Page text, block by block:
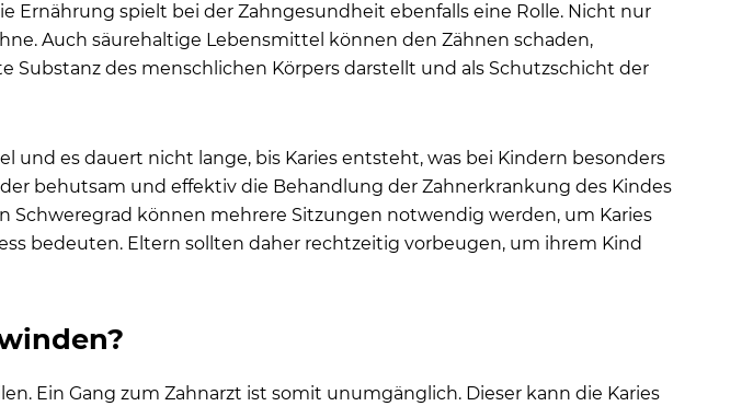
Ernährung spielt bei der Zahngesundheit ebenfalls eine Rolle. Nicht nur
Auch säurehaltige Lebensmittel können den Zähnen schaden,
Substanz des menschlichen Körpers darstellt und als Schutzschicht der
es dauert nicht lange, bis Karies entsteht, was bei Kindern besonders
behutsam und effektiv die Behandlung der Zahnerkrankung des Kindes
Schweregrad können mehrere Sitzungen notwendig werden, um Karies
bedeuten. Eltern sollten daher rechtzeitig vorbeugen, um ihrem Kind
Ein Gang zum Zahnarzt ist somit unumgänglich. Dieser kann die Karies